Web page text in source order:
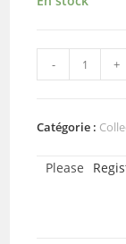
quantité
de
puffy
marron
- +
Catégorie :
Please